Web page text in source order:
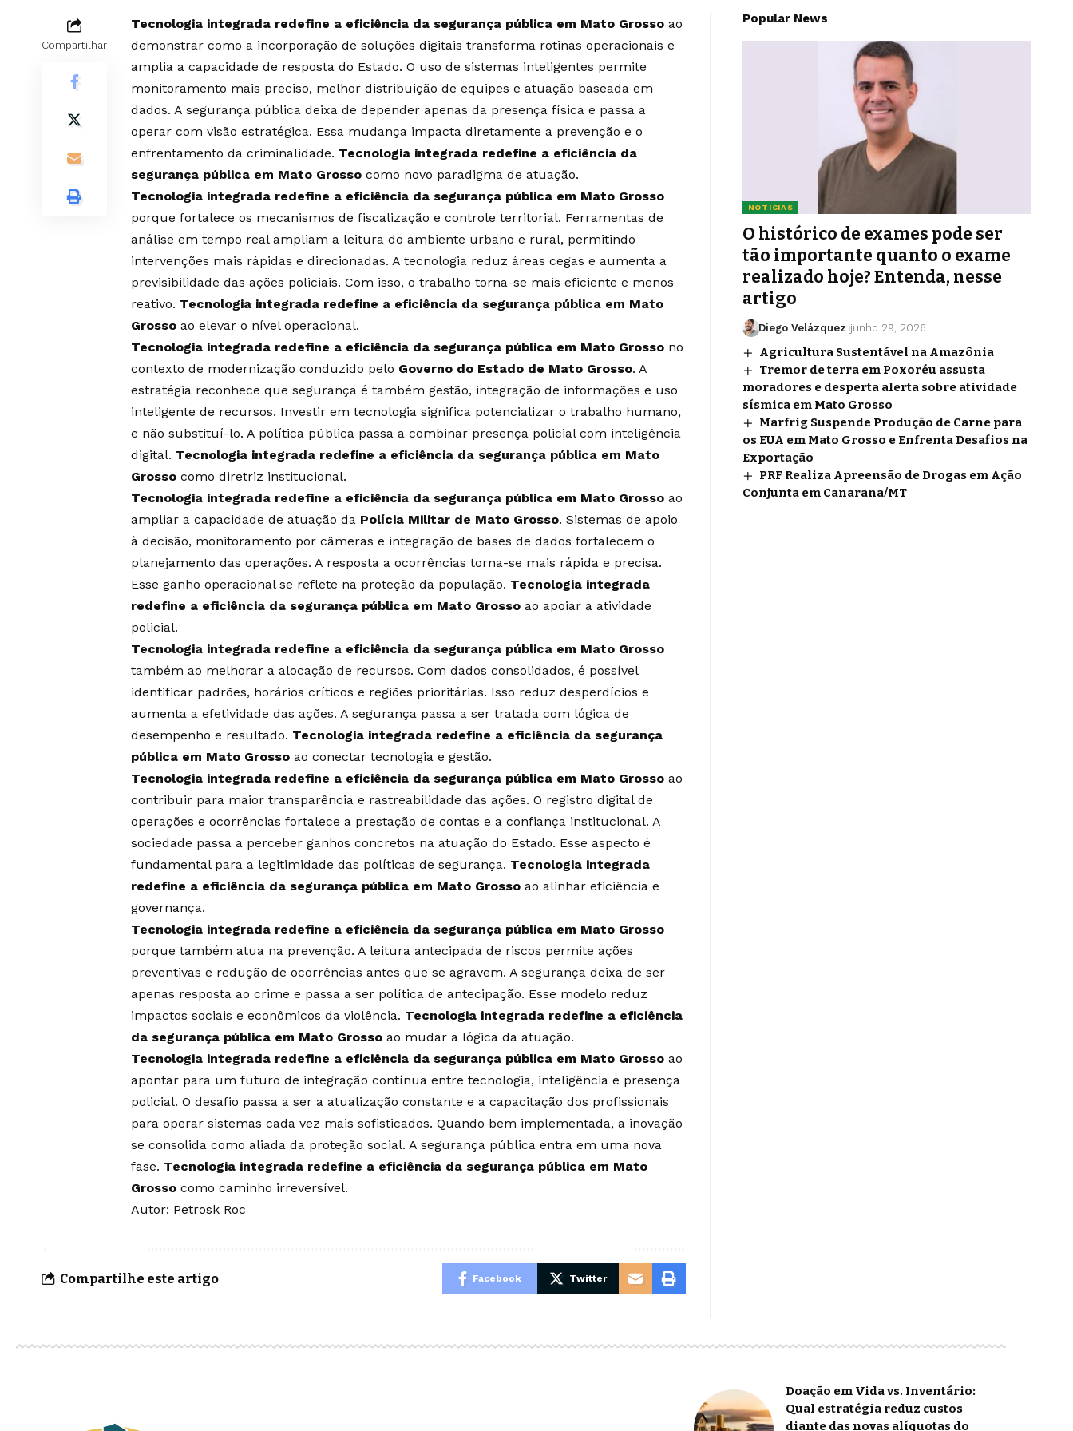
Compartilhar
Tecnologia integrada redefine a eficiência da segurança pública em Mato Grosso ao
demonstrar como a incorporação de soluções digitais transforma rotinas operacionais e
amplia a capacidade de resposta do Estado. O uso de sistemas inteligentes permite
monitoramento mais preciso, melhor distribuição de equipes e atuação baseada em
dados. A segurança pública deixa de depender apenas da presença física e passa a
operar com visão estratégica. Essa mudança impacta diretamente a prevenção e o
enfrentamento da criminalidade. Tecnologia integrada redefine a eficiência da
segurança pública em Mato Grosso como novo paradigma de atuação.
Tecnologia integrada redefine a eficiência da segurança pública em Mato Grosso
porque fortalece os mecanismos de fiscalização e controle territorial. Ferramentas de
análise em tempo real ampliam a leitura do ambiente urbano e rural, permitindo
intervenções mais rápidas e direcionadas. A tecnologia reduz áreas cegas e aumenta a
previsibilidade das ações policiais. Com isso, o trabalho torna-se mais eficiente e menos
reativo. Tecnologia integrada redefine a eficiência da segurança pública em Mato
Grosso ao elevar o nível operacional.
Tecnologia integrada redefine a eficiência da segurança pública em Mato Grosso no
contexto de modernização conduzido pelo Governo do Estado de Mato Grosso. A
estratégia reconhece que segurança é também gestão, integração de informações e uso
inteligente de recursos. Investir em tecnologia significa potencializar o trabalho humano,
e não substituí-lo. A política pública passa a combinar presença policial com inteligência
digital. Tecnologia integrada redefine a eficiência da segurança pública em Mato
Grosso como diretriz institucional.
Tecnologia integrada redefine a eficiência da segurança pública em Mato Grosso ao
ampliar a capacidade de atuação da Polícia Militar de Mato Grosso. Sistemas de apoio
à decisão, monitoramento por câmeras e integração de bases de dados fortalecem o
planejamento das operações. A resposta a ocorrências torna-se mais rápida e precisa.
Esse ganho operacional se reflete na proteção da população. Tecnologia integrada
redefine a eficiência da segurança pública em Mato Grosso ao apoiar a atividade
policial.
Tecnologia integrada redefine a eficiência da segurança pública em Mato Grosso
também ao melhorar a alocação de recursos. Com dados consolidados, é possível
identificar padrões, horários críticos e regiões prioritárias. Isso reduz desperdícios e
aumenta a efetividade das ações. A segurança passa a ser tratada com lógica de
desempenho e resultado. Tecnologia integrada redefine a eficiência da segurança
pública em Mato Grosso ao conectar tecnologia e gestão.
Tecnologia integrada redefine a eficiência da segurança pública em Mato Grosso ao
contribuir para maior transparência e rastreabilidade das ações. O registro digital de
operações e ocorrências fortalece a prestação de contas e a confiança institucional. A
sociedade passa a perceber ganhos concretos na atuação do Estado. Esse aspecto é
fundamental para a legitimidade das políticas de segurança. Tecnologia integrada
redefine a eficiência da segurança pública em Mato Grosso ao alinhar eficiência e
governança.
Tecnologia integrada redefine a eficiência da segurança pública em Mato Grosso
porque também atua na prevenção. A leitura antecipada de riscos permite ações
preventivas e redução de ocorrências antes que se agravem. A segurança deixa de ser
apenas resposta ao crime e passa a ser política de antecipação. Esse modelo reduz
impactos sociais e econômicos da violência. Tecnologia integrada redefine a eficiência
da segurança pública em Mato Grosso ao mudar a lógica da atuação.
Tecnologia integrada redefine a eficiência da segurança pública em Mato Grosso ao
apontar para um futuro de integração contínua entre tecnologia, inteligência e presença
policial. O desafio passa a ser a atualização constante e a capacitação dos profissionais
para operar sistemas cada vez mais sofisticados. Quando bem implementada, a inovação
se consolida como aliada da proteção social. A segurança pública entra em uma nova
fase. Tecnologia integrada redefine a eficiência da segurança pública em Mato
Grosso como caminho irreversível.
Autor: Petrosk Roc
Compartilhe este artigo Facebook Twitter
Popular News
NOTÍCIAS
O histórico de exames pode ser
tão importante quanto o exame
realizado hoje? Entenda, nesse
artigo
Diego Velázquez junho 29, 2026
Agricultura Sustentável na Amazônia
Tremor de terra em Poxoréu assusta
moradores e desperta alerta sobre atividade
sísmica em Mato Grosso
Marfrig Suspende Produção de Carne para
os EUA em Mato Grosso e Enfrenta Desafios na
Exportação
PRF Realiza Apreensão de Drogas em Ação
Conjunta em Canarana/MT
Doação em Vida vs. Inventário:
Qual estratégia reduz custos
diante das novas alíquotas do